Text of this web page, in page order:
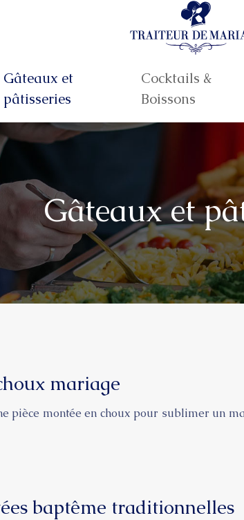
Gâteaux et
pâtisseries
Cocktails &
Boissons
Gâteaux et
mariage
pièce montée en choux pour sublimer un
baptême traditionnelles